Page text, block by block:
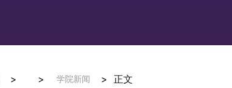
> > 学院新闻 > 正文